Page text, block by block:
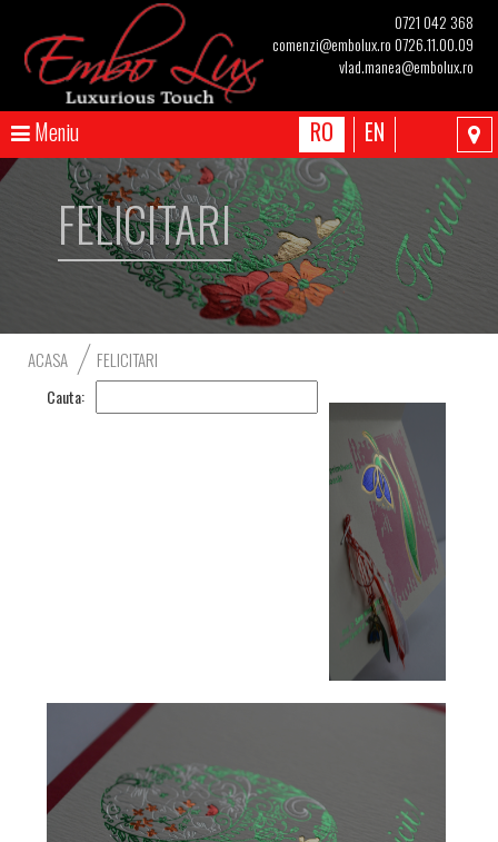
0721 042 368
comenzi@embolux.ro0726.11.00.09
vlad.manea@embolux.ro
Meniu RO EN
FELICITARI
ACASA FELICITARI
Cauta: